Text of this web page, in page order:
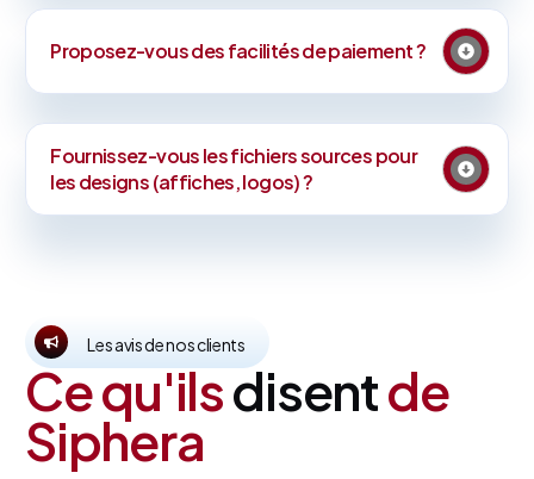
Proposez-vous des facilités de paiement ?
Fournissez-vous les fichiers sources pour
les designs (affiches, logos) ?
Les avis de nos clients
Ce qu'ilsdisentde
Siphera